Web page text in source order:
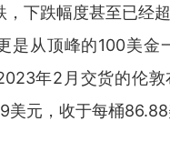
，下跌幅度甚至已经
是从顶峰的100美金
年2月交货的伦敦
美元，收于每桶